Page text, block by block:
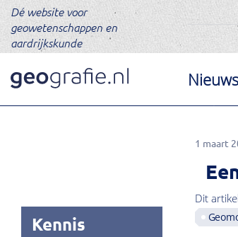
Dé website voor
geowetenschappen en
aardrijkskunde
Nieuws
1 maart
Dit
Kennis